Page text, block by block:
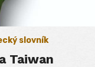
slovník
Taiwan